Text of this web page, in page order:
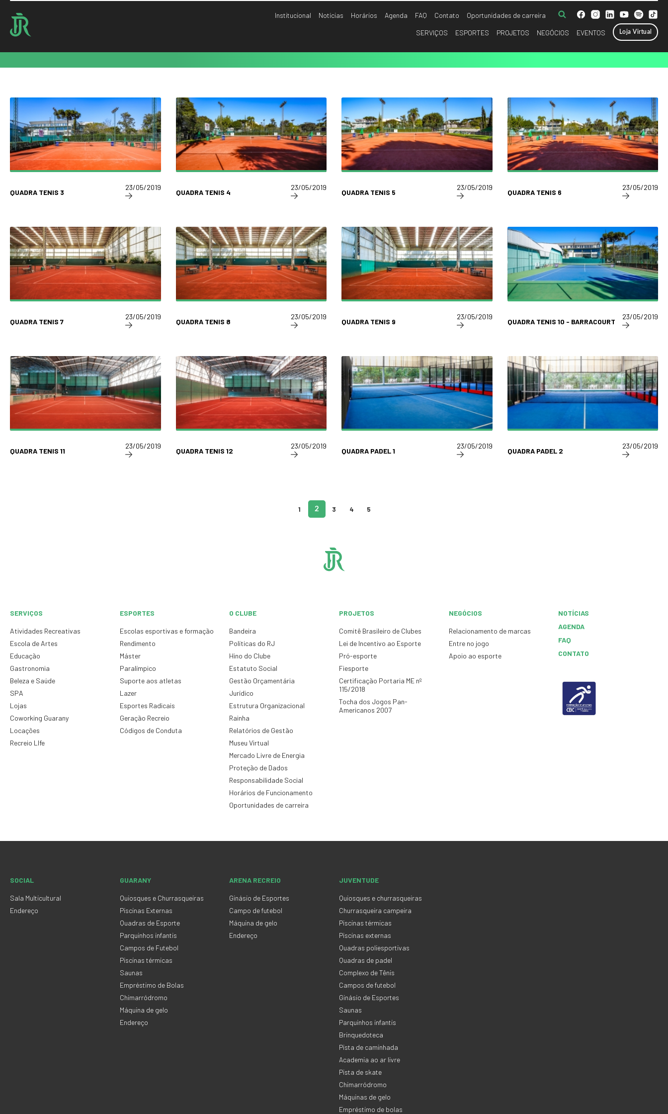
SERVIÇOS ESPORTES PROJETOS NEGÓCIOS EVENTOS Loja Virtual
Institucional Notícias Horários Agenda FAQ Contato Oportunidades de carreira
Home : Serviços
Locações
QUADRA TENIS 3
23/05/2019
QUADRA TENIS 4
23/05/2019
QUADRA TENIS 5
23/05/2019
QUADRA TENIS 6
23/05/2019
QUADRA TENIS 7
23/05/2019
QUADRA TENIS 8
23/05/2019
QUADRA TENIS 9
23/05/2019
QUADRA TENIS 10 - BARRACOURT
23/05/2019
QUADRA TENIS 11
23/05/2019
QUADRA TENIS 12
23/05/2019
QUADRA PADEL 1
23/05/2019
QUADRA PADEL 2
23/05/2019
1 2 3 4 5
SERVIÇOS
Atividades Recreativas
Escola de Artes
Educação
Gastronomia
Beleza e Saúde
SPA
Lojas
Coworking Guarany
Locações
Recreio LIfe
ESPORTES
Escolas esportivas e formação
Rendimento
Máster
Paralímpico
Suporte aos atletas
Lazer
Esportes Radicais
Geração Recreio
Códigos de Conduta
O CLUBE
Bandeira
Políticas do RJ
Hino do Clube
Estatuto Social
Gestão Orçamentária
Jurídico
Estrutura Organizacional
Rainha
Relatórios de Gestão
Museu Virtual
Mercado Livre de Energia
Proteção de Dados
Responsabilidade Social
Horários de Funcionamento
Oportunidades de carreira
PROJETOS
Comitê Brasileiro de Clubes
Lei de Incentivo ao Esporte
Pró-esporte
Fiesporte
Certificação Portaria ME nº
115/2018
Tocha dos Jogos Pan-
Americanos 2007
NEGÓCIOS
Relacionamento de marcas
Entre no jogo
Apoio ao esporte
NOTÍCIAS
AGENDA
FAQ
CONTATO
SOCIAL
Sala Multicultural
Endereço
GUARANY
Quiosques e Churrasqueiras
Piscinas Externas
Quadras de Esporte
Parquinhos infantis
Campos de Futebol
Piscinas térmicas
Saunas
Empréstimo de Bolas
Chimarródromo
Máquina de gelo
Endereço
ARENA RECREIO
Ginásio de Esportes
Campo de futebol
Máquina de gelo
Endereço
JUVENTUDE
Quiosques e churrasqueiras
Churrasqueira campeira
Piscinas térmicas
Piscinas externas
Quadras poliesportivas
Quadras de padel
Complexo de Tênis
Campos de futebol
Ginásio de Esportes
Saunas
Parquinhos infantis
Brinquedoteca
Pista de caminhada
Academia ao ar livre
Pista de skate
Chimarródromo
Máquinas de gelo
Empréstimo de bolas